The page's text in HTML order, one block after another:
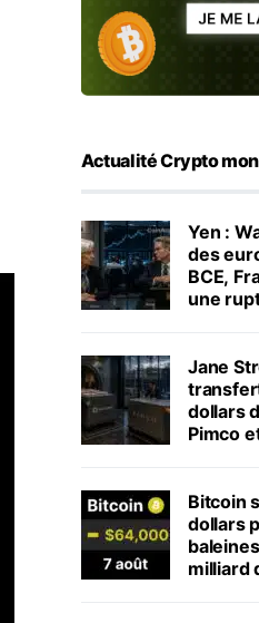
Actualité Crypto
Yen :
des
BCE,
une
Jane
dollars
Pimco
Bitcoin
dollars
milliard